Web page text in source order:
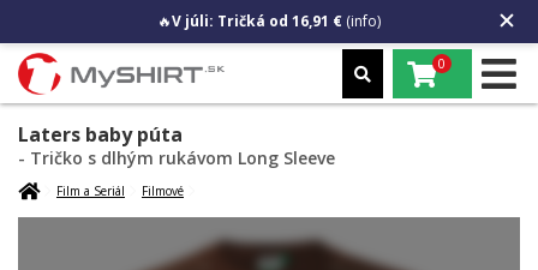
🔥V júli: Tričká od 16,91 € (info)
0
Laters baby púta
- Tričko s dlhým rukávom Long Sleeve
Film a Seriál Filmové